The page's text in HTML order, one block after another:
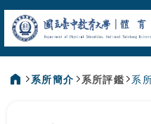
:::
系所簡介 系所評鑑 系